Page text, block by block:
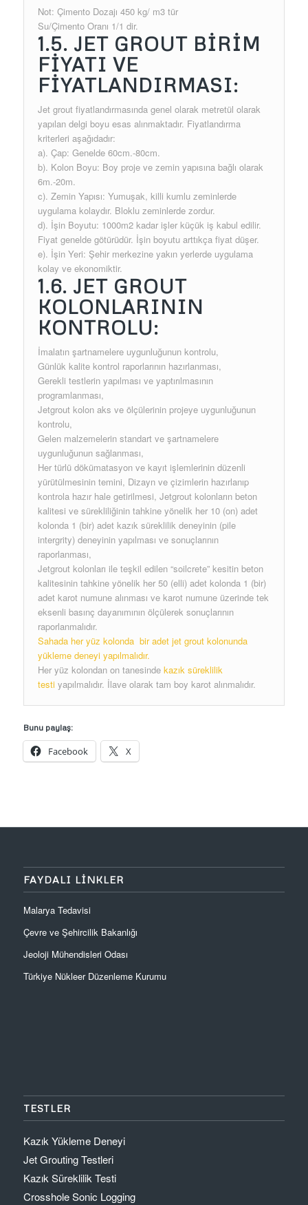
Not: Çimento Dozajı 450 kg/ m3 tür
Su/Çimento Oranı 1/1 dir.
1.5. JET GROUT BİRİM
FİYATI VE
FİYATLANDIRMASI:
Jet grout fiyatlandırmasında genel olarak metretül olarak
yapılan delgi boyu esas alınmaktadır. Fiyatlandırma
kriterleri aşağıdadır:
a). Çap: Genelde 60cm.-80cm.
b). Kolon Boyu: Boy proje ve zemin yapısına bağlı olarak
6m.-20m.
c). Zemin Yapısı: Yumuşak, killi kumlu zeminlerde
uygulama kolaydır. Bloklu zeminlerde zordur.
d). İşin Boyutu: 1000m2 kadar işler küçük iş kabul edilir.
Fiyat genelde götürüdür. İşin boyutu arttıkça fiyat düşer.
e). İşin Yeri: Şehir merkezine yakın yerlerde uygulama
kolay ve ekonomiktir.
1.6. JET GROUT
KOLONLARININ
KONTROLU:
İmalatın şartnamelere uygunluğunun kontrolu,
Günlük kalite kontrol raporlarının hazırlanması,
Gerekli testlerin yapılması ve yaptırılmasının
programlanması,
Jetgrout kolon aks ve ölçülerinin projeye uygunluğunun
kontrolu,
Gelen malzemelerin standart ve şartnamelere
uygunluğunun sağlanması,
Her türlü dökümatasyon ve kayıt işlemlerinin düzenli
yürütülmesinin temini, Dizayn ve çizimlerin hazırlanıp
kontrola hazır hale getirilmesi, Jetgrout kolonların beton
kalitesi ve sürekliliğinin tahkine yönelik her 10 (on) adet
kolonda 1 (bir) adet kazık süreklilik deneyinin (pile
intergrity) deneyinin yapılması ve sonuçlarının
raporlanması,
Jetgrout kolonları ile teşkil edilen “soilcrete” kesitin beton
kalitesinin tahkine yönelik her 50 (elli) adet kolonda 1 (bir)
adet karot numune alınması ve karot numune üzerinde tek
eksenli basınç dayanımının ölçülerek sonuçlarının
raporlanmalıdır.
Sahada her yüz kolonda bir adet jet grout kolonunda
yükleme deneyi yapılmalıdır.
Her yüz kolondan on tanesinde kazık süreklilik
testiyapılmalıdır. İlave olarak tam boy karot alınmalıdır.
Bunu paylaş:
Facebook X
FAYDALI LINKLER
Malarya Tedavisi
Çevre ve Şehircilik Bakanlığı
Jeoloji Mühendisleri Odası
Türkiye Nükleer Düzenleme Kurumu
TESTLER
Kazık Yükleme Deneyi
Jet Grouting Testleri
Kazık Süreklilik Testi
Crosshole Sonic Logging